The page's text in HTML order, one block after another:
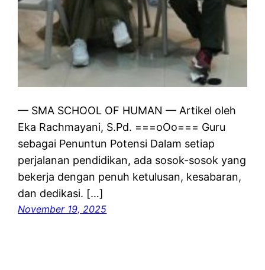
— SMA SCHOOL OF HUMAN — Artikel oleh
Eka Rachmayani, S.Pd. ===oOo=== Guru
sebagai Penuntun Potensi Dalam setiap
perjalanan pendidikan, ada sosok-sosok yang
bekerja dengan penuh ketulusan, kesabaran,
dan dedikasi. […]
November 19, 2025